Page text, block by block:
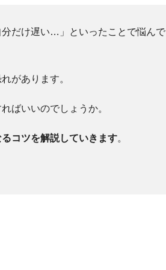
分だけ遅い…」といったことで悩んで
があります。
ばいいのでしょうか。
コツを解説していきます。